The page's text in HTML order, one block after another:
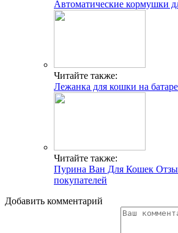
Автоматические кормушки
Читайте также:
Лежанка для кошки на
Читайте также:
Пурина Ван Для Кошек
покупателей
Добавить комментарий